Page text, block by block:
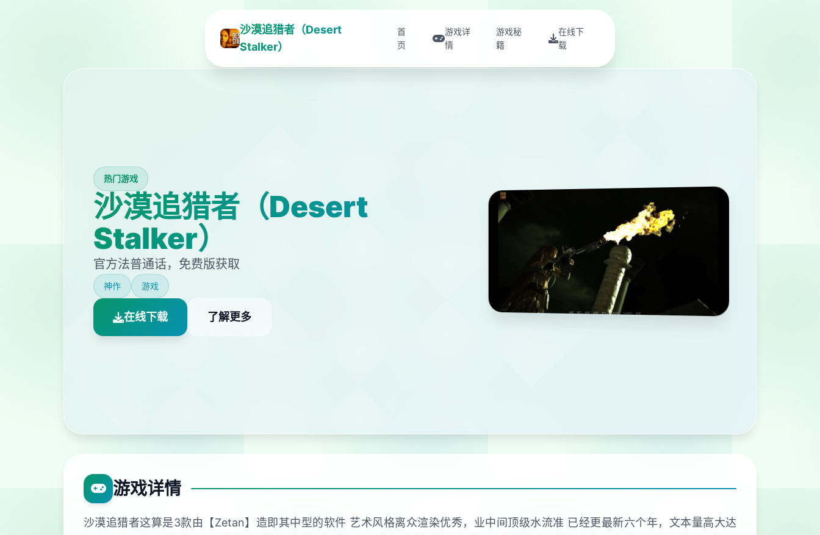
沙漠追猎者（Desert
Stalker）
首
页
游戏详
情
游戏秘
籍
在线下
载
热门游戏
沙漠追猎者（Desert
Stalker）
官方法普通话，免费版获取
神作 游戏
在线下载 了解更多
游戏详情
沙漠追猎者这算是3款由【Zetan】造即其中型的软件 艺术风格离众渲染优秀，业中间顶级水流准 已经更最新六个年，文本量高大达